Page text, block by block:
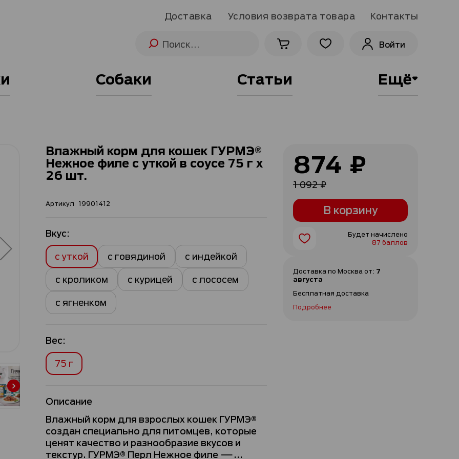
Доставка Условия возврата товара Контакты
Войти
Собаки Статьи Ещё
Влажный корм для кошек ГУРМЭ®
Нежное филе с уткой в соусе 75 г x
26 шт.
Артикул 19901412
Специальная
цена
874 ₽
1 092 ₽
В корзину
Будет начислено
87 баллов
Доставка по Москва от: 7
августа
Бесплатная доставка
Подробнее
Вкус:
с уткой
с говядиной
с индейкой
с кроликом
с курицей
с лососем
с ягненком
Вес:
75 г
Описание
Влажный корм для взрослых кошек ГУРМЭ®
создан специально для питомцев, которые
ценят качество и разнообразие вкусов и
текстур. ГУРМЭ® Перл Нежное филе —...